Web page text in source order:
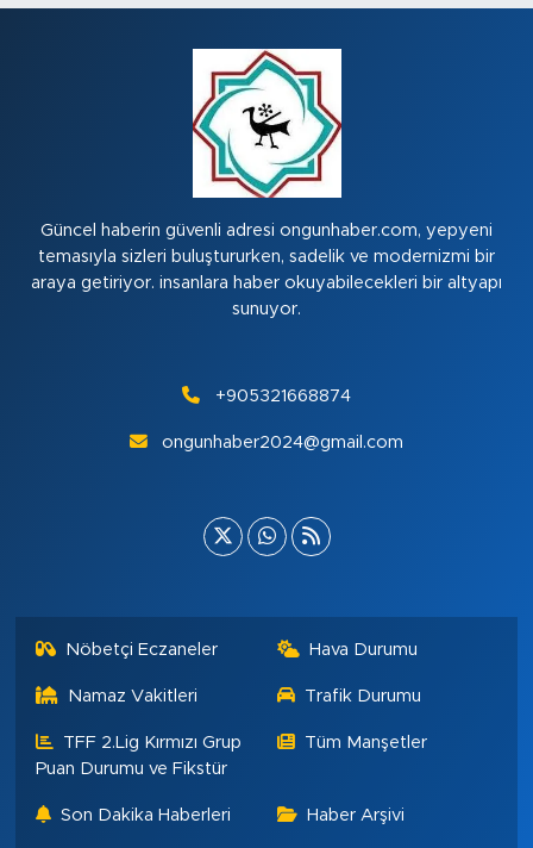
Güncel haberin güvenli adresi ongunhaber.com, yepyeni
temasıyla sizleri buluştururken, sadelik ve modernizmi bir
araya getiriyor. insanlara haber okuyabilecekleri bir altyapı
sunuyor.
+905321668874
ongunhaber2024@gmail.com
Nöbetçi Eczaneler Hava Durumu
Namaz Vakitleri Trafik Durumu
TFF 2.Lig Kırmızı Grup
Puan Durumu ve Fikstür
Tüm Manşetler
Son Dakika Haberleri Haber Arşivi